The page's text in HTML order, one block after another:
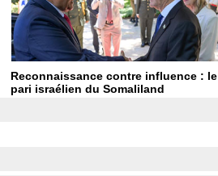
Reconnaissance contre influence : le
pari israélien du Somaliland